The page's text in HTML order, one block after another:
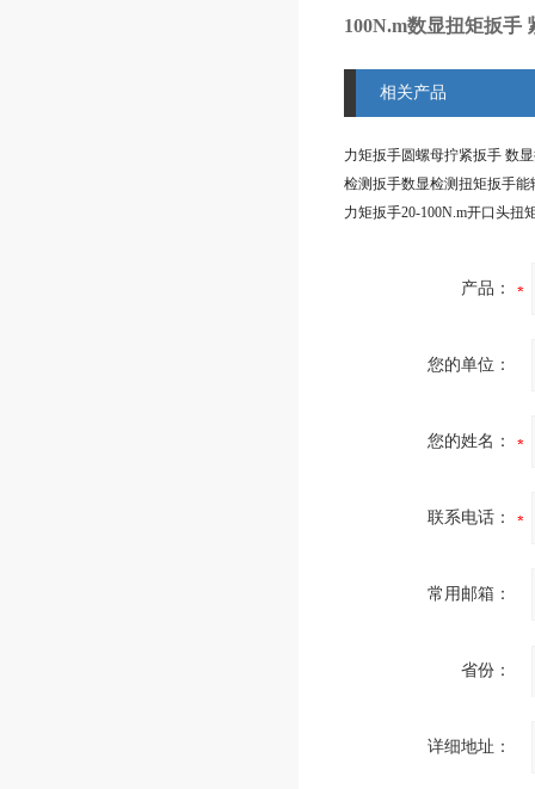
100N.m数显扭矩扳手
相关产品
产品：
您的单位：
您的姓名：
联系电话：
常用邮箱：
省份：
详细地址：